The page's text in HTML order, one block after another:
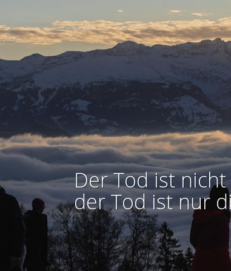
Der Tod ist
der Tod ist nur